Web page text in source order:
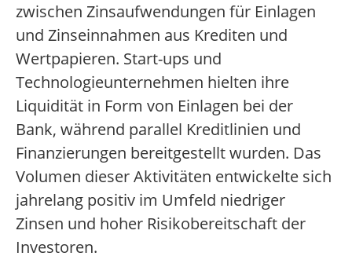
zwischen Zinsaufwendungen für Einlagen
und Zinseinnahmen aus Krediten und
Wertpapieren. Start-ups und
Technologieunternehmen hielten ihre
Liquidität in Form von Einlagen bei der
Bank, während parallel Kreditlinien und
Finanzierungen bereitgestellt wurden. Das
Volumen dieser Aktivitäten entwickelte sich
jahrelang positiv im Umfeld niedriger
Zinsen und hoher Risikobereitschaft der
Investoren.